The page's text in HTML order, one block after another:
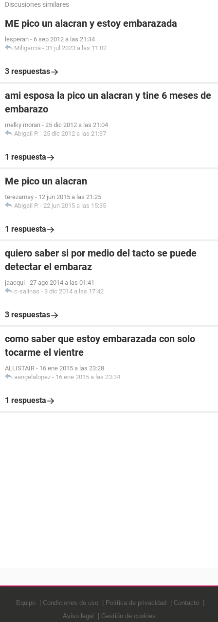
Discusiones similares
ME pico un alacran y estoy embarazada
lesperan - 6 sep 2012 a las 21:34
Miligarcia - 31 jul 2023 a las 11:02
3 respuestas
ami esposa la pico un alacran y tine 6 meses de
embarazo
melky moran - 25 dic 2012 a las 21:04
Abigail P. - 25 dic 2012 a las 21:37
1 respuesta
Me pico un alacran
terezamay - 12 jun 2015 a las 21:25
Abigail P. - 22 jun 2015 a las 15:35
1 respuesta
quiero saber si por medio del tacto se puede
detectar el embaraz
jaacqui - 27 ago 2014 a las 01:41
c-salinas - 3 dic 2014 a las 17:42
3 respuestas
como saber que estoy embarazada con solo
tocarme el vientre
ALLISTAIR - 16 ene 2015 a las 23:28
aangelalopez - 16 ene 2015 a las 23:34
1 respuesta
Equipo Condiciones de uso Política de privacidad
Contacto
Aviso legal
Gestión de cookies